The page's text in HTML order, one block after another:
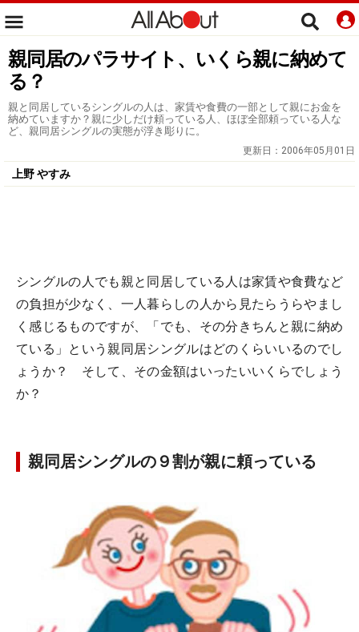
親同居のパラサイト、いくら親に納めて
る？
親と同居しているシングルの人は、家賃や食費の一部として親にお金を
納めていますか？親に少しだけ頼っている人、ほぼ全部頼っている人な
ど、親同居シングルの実態が浮き彫りに。
更新日： 2006年05月01日
上野 やすみ
シングルの人でも親と同居している人は家賃や食費など
の負担が少なく、一人暮らしの人から見たらうらやまし
く感じるものですが、「でも、その分きちんと親に納め
ている」という親同居シングルはどのくらいいるのでし
ょうか？ そして、その金額はいったいいくらでしょう
か？
親同居シングルの９割が親に頼っている